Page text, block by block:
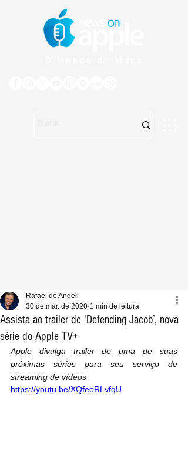
Assista ao trailer de 'Defending Jacob’, nova
série do Apple TV+
Rafael de Angeli
30 de mar. de 2020 1 min de leitura
Apple divulga trailer de uma de suas
próximas séries para seu serviço de
streaming de vídeos
https://youtu.be/XQfeoRLvfqU